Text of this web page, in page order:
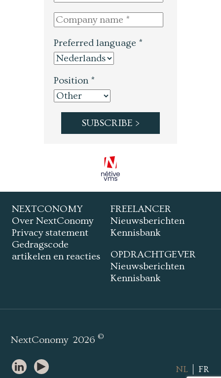
Preferred language *
Position *
NEXTCONOMY
Over NextConomy
Privacy statement
Gedragscode
artikelen en reacties
FREELANCER
Nieuwsberichten
Kennisbank
OPDRACHTGEVER
Nieuwsberichten
Kennisbank
NextConomy 2026©
NL FR